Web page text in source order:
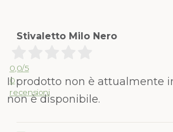
Stivaletto Milo Nero
0,0/5
0
recensioni
Il prodotto non è attualmente
non è disponibile.